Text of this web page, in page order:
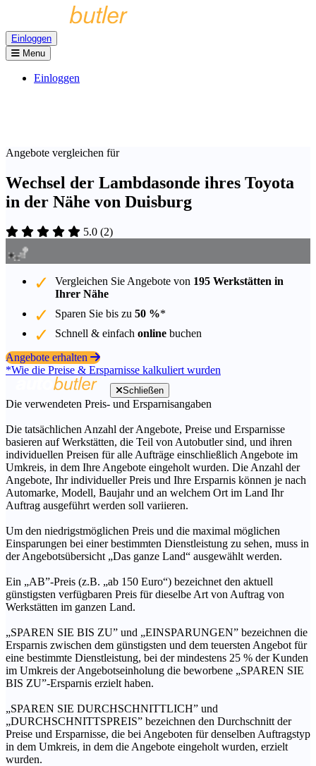
Einloggen
Menu
Einloggen
Angebote vergleichen für
Wechsel der Lambdasonde ihres Toyota
in der Nähe von Duisburg
5.0 (2)
Vergleichen Sie Angebote von 195 Werkstätten in
Ihrer Nähe
Sparen Sie bis zu 50 %*
Schnell & einfach online buchen
Angebote erhalten
*Wie die Preise & Ersparnisse kalkuliert wurden
Schließen
Die verwendeten Preis- und Ersparnisangaben
Die tatsächlichen Anzahl der Angebote, Preise und Ersparnisse
basieren auf Werkstätten, die Teil von Autobutler sind, und ihren
individuellen Preisen für alle Aufträge einschließlich Angebote im
Umkreis, in dem Ihre Angebote eingeholt wurden. Die Anzahl der
Angebote, Ihr individueller Preis und Ihre Ersparnis können je nach
Automarke, Modell, Baujahr und an welchem Ort im Land Ihr
Auftrag ausgeführt werden soll variieren.
Um den niedrigstmöglichen Preis und die maximal möglichen
Einsparungen bei einer bestimmten Dienstleistung zu sehen, muss in
der Angebotsübersicht „Das ganze Land“ ausgewählt werden.
Ein „AB”-Preis (z.B. „ab 150 Euro“) bezeichnet den aktuell
günstigsten verfügbaren Preis für dieselbe Art von Auftrag von
Werkstätten im ganzen Land.
„SPAREN SIE BIS ZU” und „EINSPARUNGEN” bezeichnen die
Ersparnis zwischen dem günstigsten und dem teuersten Angebot für
eine bestimmte Dienstleistung, bei der mindestens 25 % der Kunden
im Umkreis der Angebotseinholung die beworbene „SPAREN SIE
BIS ZU”-Ersparnis erzielt haben.
„SPAREN SIE DURCHSCHNITTLICH” und
„DURCHSCHNITTSPREIS” bezeichnen den Durchschnitt der
Preise und Ersparnisse, die bei Angeboten für denselben Auftragstyp
in dem Umkreis, in dem die Angebote eingeholt wurden, erzielt
wurden.